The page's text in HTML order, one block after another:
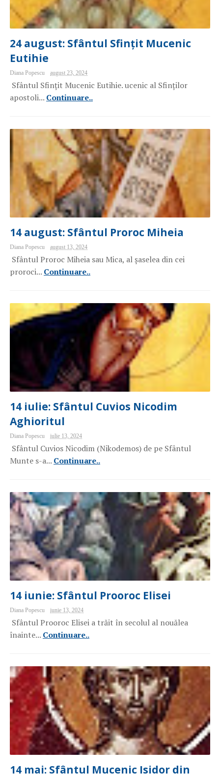
24 august: Sfântul Sfințit Mucenic
Eutihie
Diana Popescu august 23, 2024
Sfântul Sfințit Mucenic Eutihie. ucenic al Sfinților
apostoli... Continuare..
14 august: Sfântul Proroc Miheia
Diana Popescu august 13, 2024
Sfântul Proroc Miheia sau Mica, al șaselea din cei
proroci... Continuare..
14 iulie: Sfântul Cuvios Nicodim
Aghioritul
Diana Popescu iulie 13, 2024
Sfântul Cuvios Nicodim (Nikodemos) de pe Sfântul
Munte s-a... Continuare..
14 iunie: Sfântul Prooroc Elisei
Diana Popescu iunie 13, 2024
Sfântul Prooroc Elisei a trăit în secolul al nouălea
înainte... Continuare..
14 mai: Sfântul Mucenic Isidor din